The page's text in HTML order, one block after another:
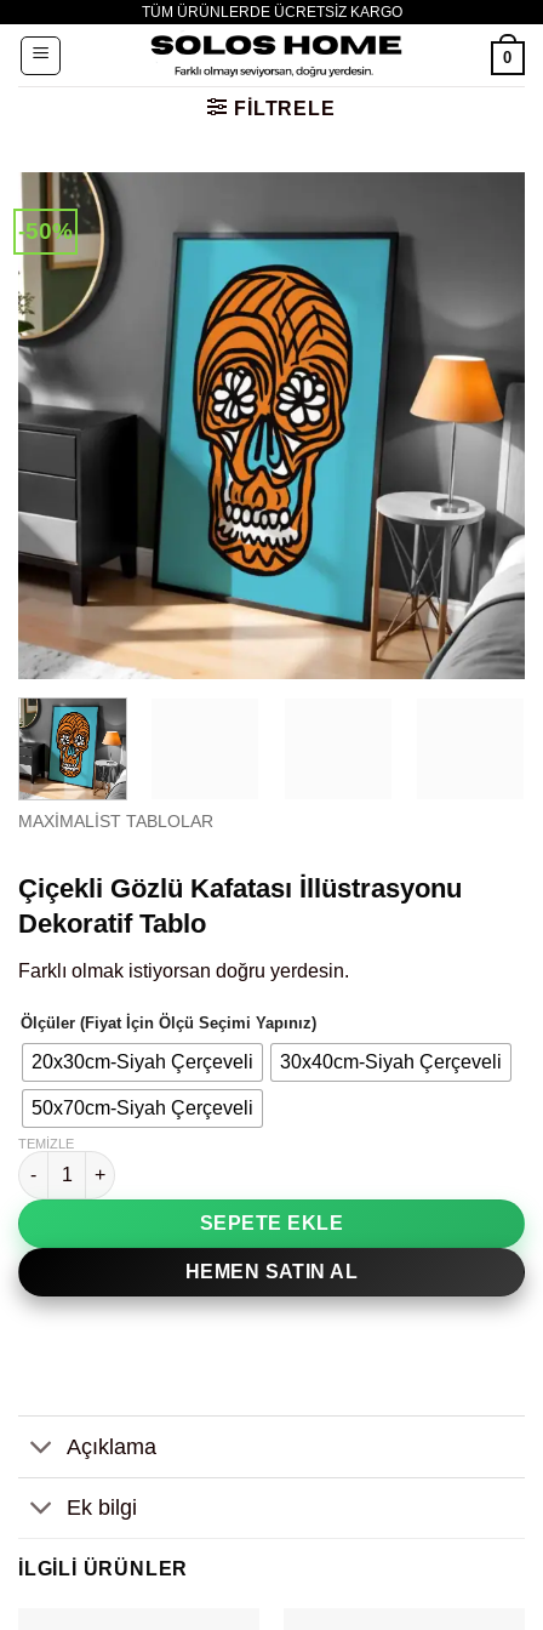
atla
TÜM ÜRÜNLERDE ÜCRETSİZ KARGO
0
FILTRELE
-50%
MAXIMALIST TABLOLAR
Çiçekli Gözlü Kafatası İllüstrasyonu
Dekoratif Tablo
Farklı olmak istiyorsan doğru yerdesin.
Ölçüler (Fiyat İçin Ölçü Seçimi Yapınız)
20x30cm-Siyah Çerçeveli 30x40cm-Siyah Çerçeveli
50x70cm-Siyah Çerçeveli
TEMIZLE
Çiçekli Gözlü Kafatası İllüstrasyonu Dekoratif Tablo adet
SEPETE EKLE
HEMEN SATIN AL
Açıklama
Ek bilgi
İLGILI ÜRÜNLER